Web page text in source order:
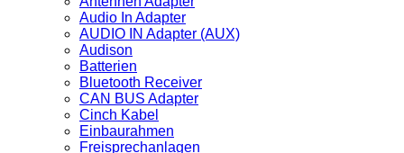
Audio In Adapter
AUDIO IN Adapter (AUX)
Audison
Batterien
Bluetooth Receiver
CAN BUS Adapter
Cinch Kabel
Einbaurahmen
Freisprechanlagen